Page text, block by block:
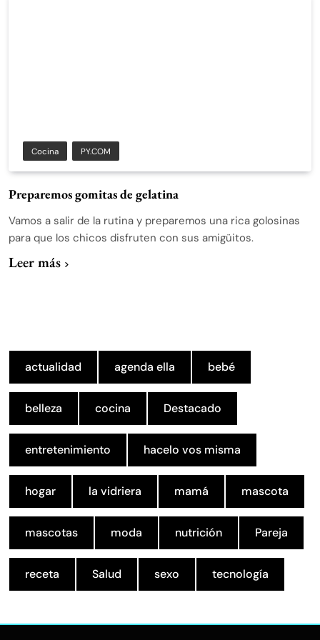
Cocina PY.COM
Preparemos gomitas de gelatina
Vamos a salir de la rutina y preparemos una rica golosinas
para que los chicos disfruten con sus amigüitos.
Leer más
actualidad agenda ella bebé
belleza cocina Destacado
entretenimiento hacelo vos misma
hogar la vidriera mamá mascota
mascotas moda nutrición Pareja
receta Salud sexo tecnología